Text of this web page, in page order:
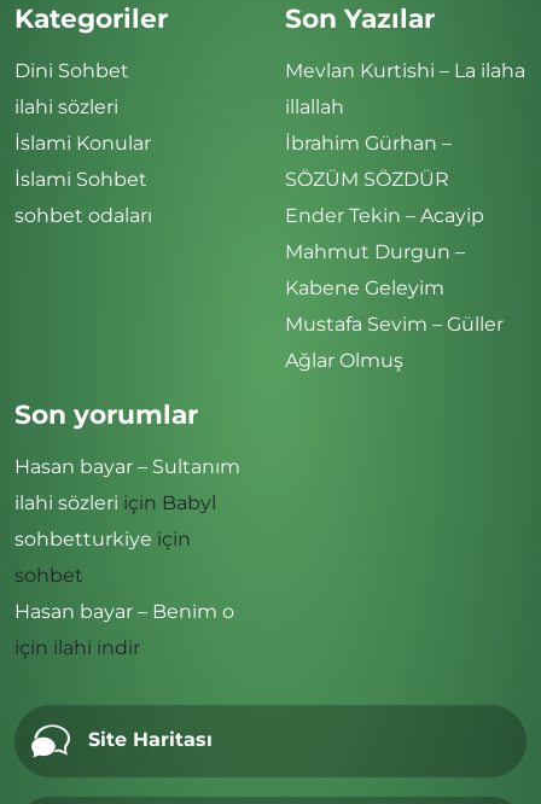
Kategoriler
Dini Sohbet
ilahi sözleri
İslami Konular
İslami Sohbet
sohbet odaları
Son Yazılar
Mevlan Kurtishi – La ilaha
illallah
İbrahim Gürhan –
SÖZÜM SÖZDÜR
Ender Tekin – Acayip
Mahmut Durgun –
Kabene Geleyim
Mustafa Sevim – Güller
Ağlar Olmuş
Son yorumlar
Hasan bayar – Sultanım
ilahi sözleri için Babyl
sohbetturkiye için
sohbet
Hasan bayar – Benim o
için ilahi indir
Site Haritası